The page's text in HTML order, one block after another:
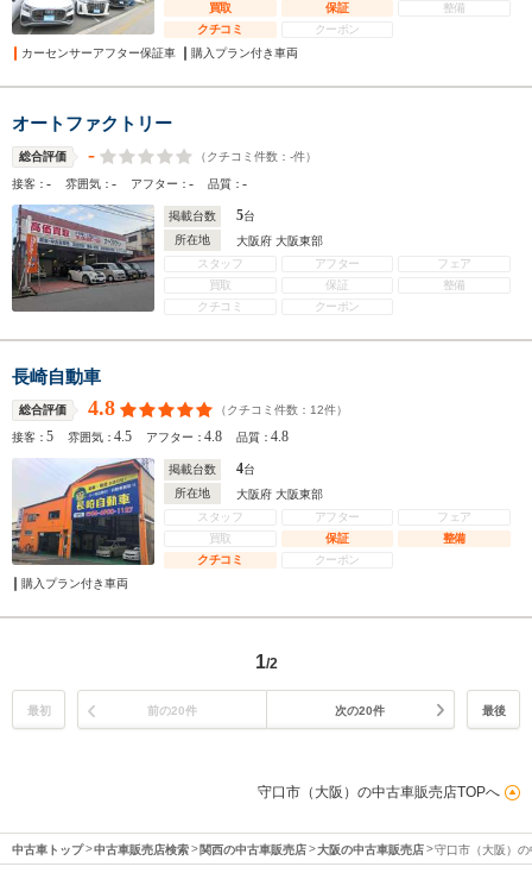
買取
保証
整備
クチコミ
クーポン
カーセンサーアフター保証車
購入プラン付き車両
オートファクトリー
総合評価 - （クチコミ件数： -件）
接客：- 雰囲気：- アフター：- 品質：-
掲載台数 5台
所在地
大阪府 大阪東部
スタッフ
アフター
フェア
買取
保証
整備
クチコミ
クーポン
長崎自動車
総合評価 4.8 （クチコミ件数： 12件）
接客：5 雰囲気：4.5 アフター：4.8 品質：4.8
掲載台数 4台
所在地
大阪府 大阪東部
スタッフ
アフター
フェア
買取
保証
整備
クチコミ
クーポン
購入プラン付き車両
1/2
最初 前の20件 次の20件 最後
守口市（大阪）の中古車販売店TOPへ
中古車トップ 中古車販売店検索 関西の中古車販売店 大阪の中古車販売店 守口市（大阪）